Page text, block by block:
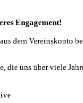
Engagement!
dem Vereinskonto
die uns über viele